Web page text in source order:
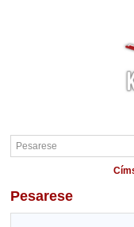
Pesarese